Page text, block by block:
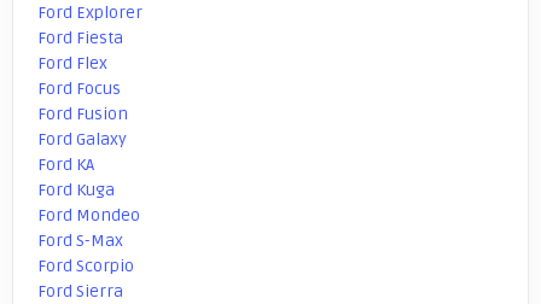
Ford Explorer
Ford Fiesta
Ford Flex
Ford Focus
Ford Fusion
Ford Galaxy
Ford KA
Ford Kuga
Ford Mondeo
Ford S-Max
Ford Scorpio
Ford Sierra